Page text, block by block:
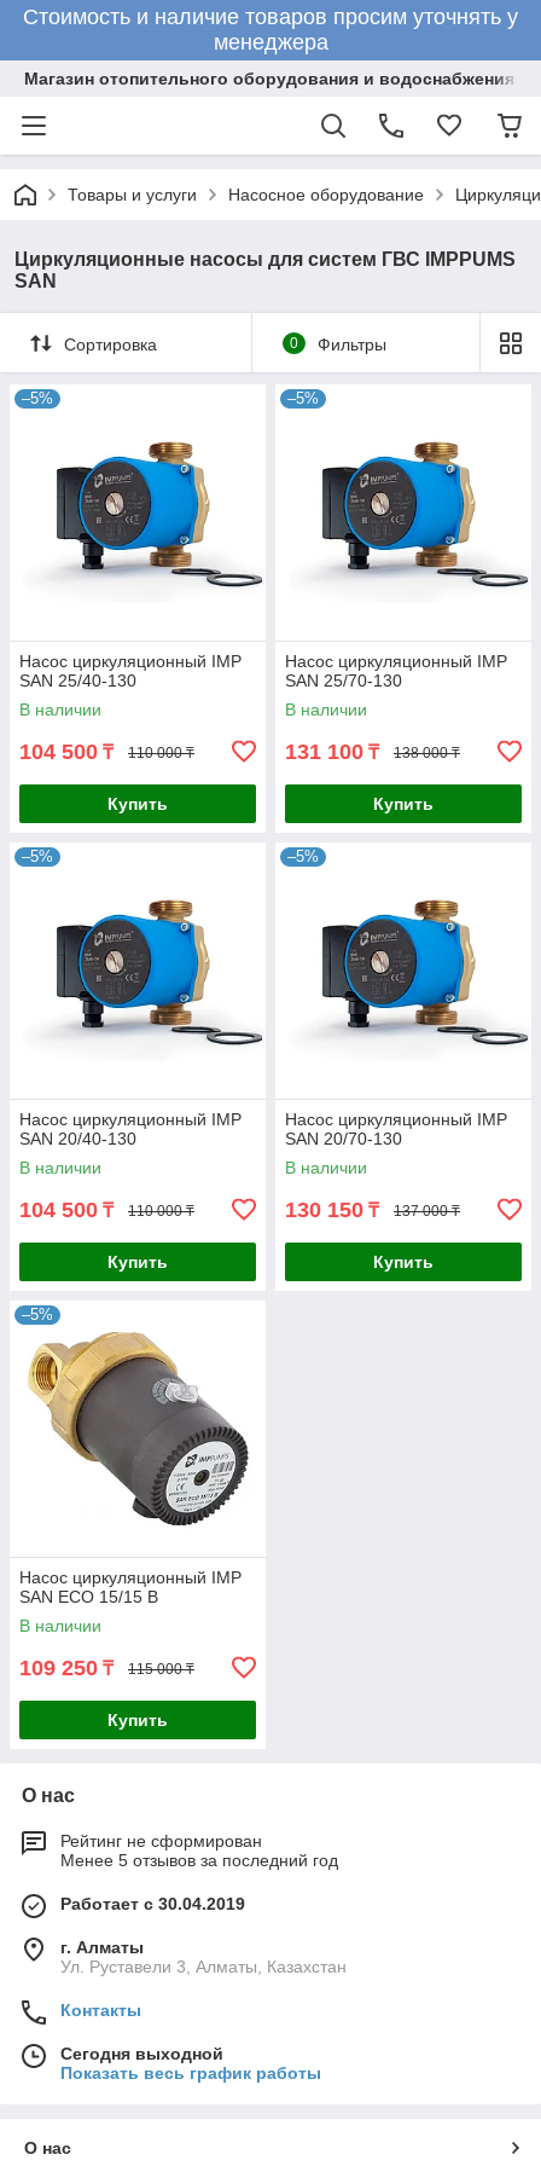
Стоимость и наличие товаров просим уточнять у
менеджера
Магазин отопительного оборудования и водоснабжения
Товары и услуги Насосное оборудование
Циркуляционные насосы для систем ГВС IMPPUMS
SAN
Сортировка 0 Фильтры
–5%
Насос циркуляционный IMP
SAN 25/40-130
В наличии
104 500 ₸ 110 000 ₸
Купить
–5%
Насос циркуляционный IMP
SAN 25/70-130
В наличии
131 100 ₸ 138 000 ₸
Купить
–5%
Насос циркуляционный IMP
SAN 20/40-130
В наличии
104 500 ₸ 110 000 ₸
Купить
–5%
Насос циркуляционный IMP
SAN 20/70-130
В наличии
130 150 ₸ 137 000 ₸
Купить
–5%
Насос циркуляционный IMP
SAN ECO 15/15 B
В наличии
109 250 ₸ 115 000 ₸
Купить
О нас
Рейтинг не сформирован
Менее 5 отзывов за последний год
Работает с 30.04.2019
г. Алматы
Ул. Руставели 3, Алматы, Казахстан
Контакты
Сегодня выходной
Показать весь график работы
О нас